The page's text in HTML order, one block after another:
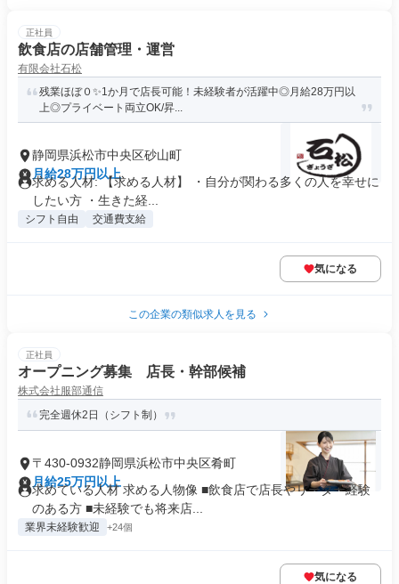
正社員
飲食店の店舗管理・運営
有限会社石松
残業ほぼ０✨1か月で店長可能！未経験者が活躍中◎月給28万円以
上◎プライベート両立OK/昇...
静岡県浜松市中央区砂山町
月給28万円以上
求める人材: 【求める人材】 ・自分が関わる多くの人を幸せに
したい方 ・生きた経...
シフト自由 交通費支給
気になる
この企業の類似求人を見る
正社員
オープニング募集 店長・幹部候補
株式会社服部通信
完全週休2日（シフト制）
〒430-0932静岡県浜松市中央区肴町
月給25万円以上
求めている人材 求める人物像 ■飲食店で店長やリーダー経験
のある方 ■未経験でも将来店...
業界未経験歓迎 +24個
気になる